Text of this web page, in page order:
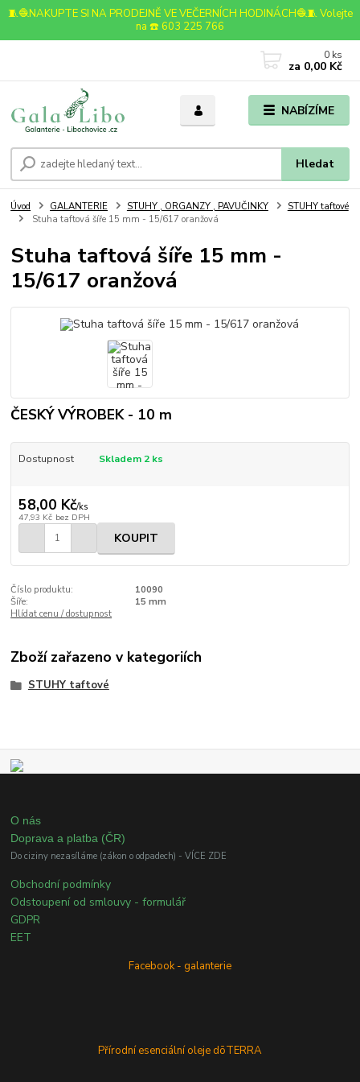
🧵🧶NAKUPTE SI NA PRODEJNĚ VE VEČERNÍCH HODINÁCH🧶🧵 Volejte
na ☎️ 603 225 766
NABÍZÍME
Hledat
0 ks
za 0,00 Kč
Úvod GALANTERIE STUHY , ORGANZY , PAVUČINKY
STUHY taftové
Stuha taftová šíře 15 mm - 15/617 oranžová
Stuha taftová šíře 15 mm -
15/617 oranžová
ČESKÝ VÝROBEK - 10 m
Dostupnost Skladem 2 ks
58,00 Kč/ks
47,93 Kč bez DPH
KOUPIT
Číslo produktu:
10090
Šíře:
15 mm
Hlídat cenu / dostupnost
Zboží zařazeno v kategoriích
STUHY taftové
O nás
Doprava a platba (ČR)
Do ciziny nezasíláme (zákon o odpadech) - VÍCE ZDE
Obchodní podmínky
Odstoupení od smlouvy - formulář
GDPR
EET
Facebook - galanterie
Přírodní esenciální oleje dōTERRA